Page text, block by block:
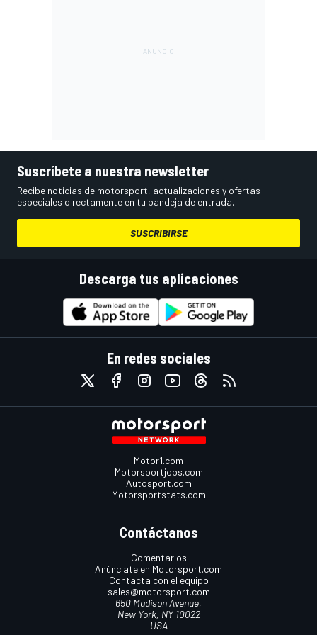
Suscríbete a nuestra newsletter
Recibe noticias de motorsport, actualizaciones y ofertas
especiales directamente en tu bandeja de entrada.
SUSCRIBIRSE
Descarga tus aplicaciones
En redes sociales
Motor1.com
Motorsportjobs.com
Autosport.com
Motorsportstats.com
Contáctanos
Comentarios
Anúnciate en Motorsport.com
Contacta con el equipo
sales@motorsport.com
650 Madison Avenue,
New York, NY 10022
USA